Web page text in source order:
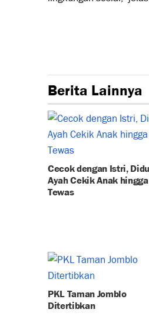
Berita Lainnya
Cecok dengan Istri,
Ayah Cekik Anak hingga
Tewas
PKL Taman Jomblo
Ditertibkan